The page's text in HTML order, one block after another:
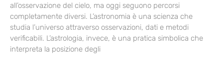
all’osservazione del cielo, ma oggi seguono percorsi
completamente diversi. L’astronomia è una scienza che
studia l’universo attraverso osservazioni, dati e metodi
verificabili. L’astrologia, invece, è una pratica simbolica che
interpreta la posizione degli